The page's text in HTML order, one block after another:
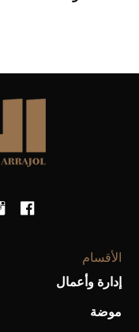
أحذية Mary Jane: ترف وأناقة للرجال
الأقسام
إدارة وأعمال
موضة